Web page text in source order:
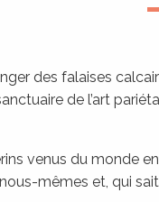
des falaises
de l’art
venus du monde
mêmes et, qui